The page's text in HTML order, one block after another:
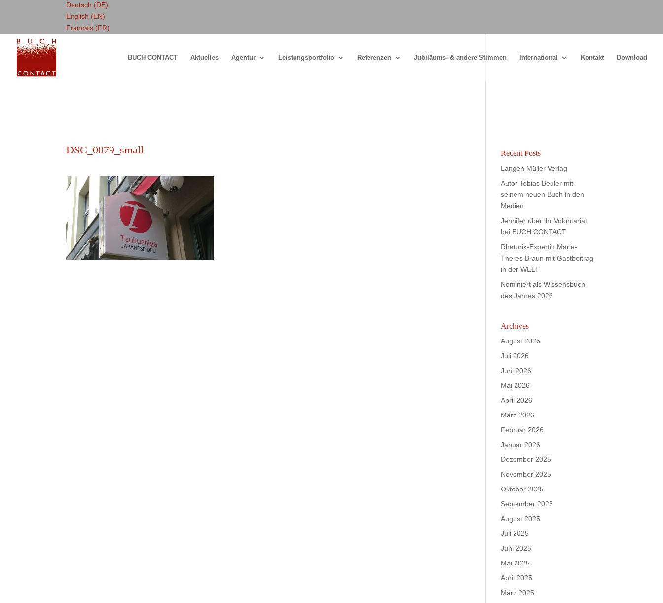
Deutsch (DE)
English (EN)
Francais (FR)
BUCH CONTACT Aktuelles Agentur Leistungsportfolio Referenzen Jubiläums- & andere Stimmen International Kontakt Download
DSC_0079_small Recent Posts
Langen Müller Verlag
Autor Tobias Beuler mit
seinem neuen Buch in den
Medien
Jennifer über ihr Volontariat
bei BUCH CONTACT
Rhetorik-Expertin Marie-
Theres Braun mit Gastbeitrag
in der WELT
Nominiert als Wissensbuch
des Jahres 2026
Archives
August 2026
Juli 2026
Juni 2026
Mai 2026
April 2026
März 2026
Februar 2026
Januar 2026
Dezember 2025
November 2025
Oktober 2025
September 2025
August 2025
Juli 2025
Juni 2025
Mai 2025
April 2025
März 2025